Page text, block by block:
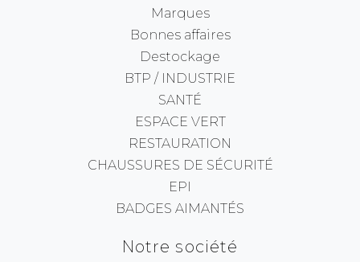
Marques
Bonnes affaires
Destockage
BTP / INDUSTRIE
SANTÉ
ESPACE VERT
RESTAURATION
CHAUSSURES DE SÉCURITÉ
EPI
BADGES AIMANTÉS
Notre société